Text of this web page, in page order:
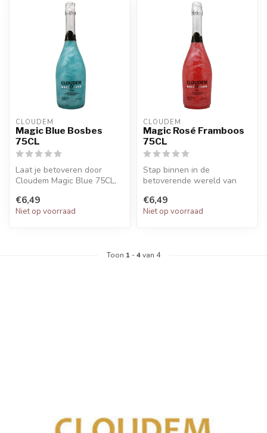
CLOUDEM
Magic Blue Bosbes
75CL
Laat je betoveren door
Cloudem Magic Blue 75CL,
appelcider met ...
€6,49
Niet op voorraad
CLOUDEM
Magic Rosé Framboos
75CL
Stap binnen in de
betoverende wereld van
een sprankelen...
€6,49
Niet op voorraad
Toon 1 -4van 4